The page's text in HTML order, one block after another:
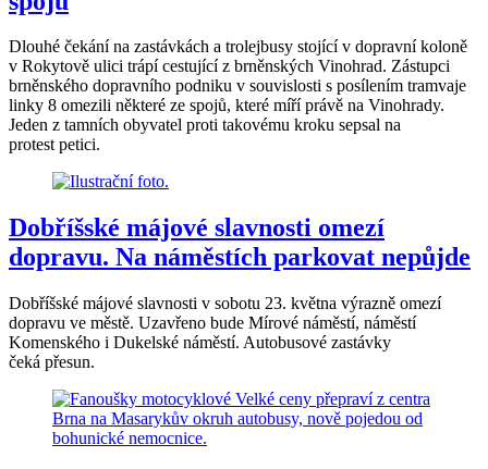
Dlouhé čekání na zastávkách a trolejbusy stojící v dopravní koloně
v Rokytově ulici trápí cestující z brněnských Vinohrad. Zástupci
brněnského dopravního podniku v souvislosti s posílením tramvaje
linky 8 omezili některé ze spojů, které míří právě na Vinohrady.
Jeden z tamních obyvatel proti takovému kroku sepsal na
protest petici.
Dobříšské májové slavnosti omezí
dopravu. Na náměstích parkovat nepůjde
Dobříšské májové slavnosti v sobotu 23. května výrazně omezí
dopravu ve městě. Uzavřeno bude Mírové náměstí, náměstí
Komenského i Dukelské náměstí. Autobusové zastávky
čeká přesun.